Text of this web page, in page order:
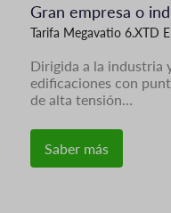
Gran empresa o
Tarifa Megavatio 6.XTD
Dirigida a la industria
edificaciones con
de alta tensión…
Saber más